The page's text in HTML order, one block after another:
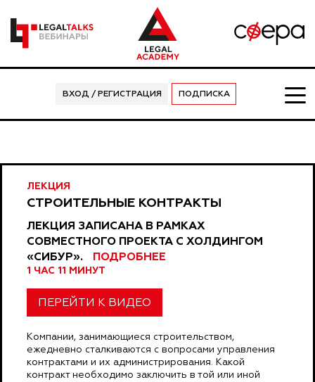
ВХОД / РЕГИСТРАЦИЯ ПОДПИСКА
ЛЕКЦИЯ
СТРОИТЕЛЬНЫЕ КОНТРАКТЫ
ЛЕКЦИЯ ЗАПИСАНА В РАМКАХ
СОВМЕСТНОГО ПРОЕКТА С ХОЛДИНГОМ
«СИБУР».
ПОДРОБНЕЕ
1 ЧАС 11 МИНУТ
ПЕРЕЙТИ К ВИДЕО
Компании, занимающиеся строительством,
ежедневно сталкиваются с вопросами управления
контрактами и их администрирования. Какой
контракт необходимо заключить в той или иной